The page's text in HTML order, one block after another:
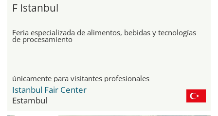
F Istanbul
Feria especializada de alimentos, bebidas y tecnologías
de procesamiento
únicamente para visitantes profesionales
Istanbul Fair Center
Estambul